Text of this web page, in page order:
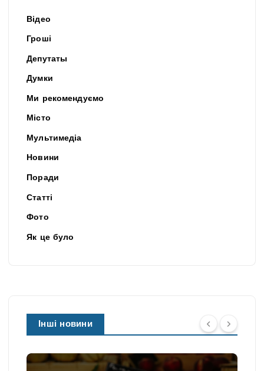
Відео
Гроші
Депутаты
Думки
Ми рекомендуємо
Місто
Мультимедіа
Новини
Поради
Статті
Фото
Як це було
Інші новини